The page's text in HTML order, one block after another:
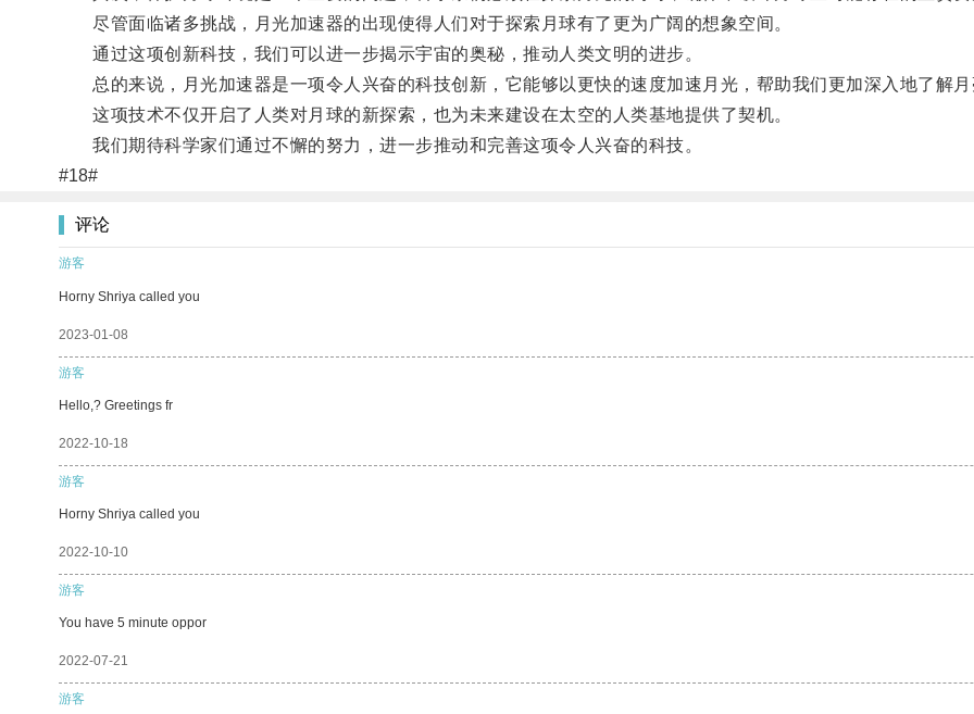
尽管面临诸多挑战，月光加速器的出现使得人们对于探索月球有了更为广阔的想象空间。
通过这项创新科技，我们可以进一步揭示宇宙的奥秘，推动人类文明的进步。
总的来说，月光加速器是一项令人兴奋的科技创新，它能够以更快的速度加速月光，帮助我们更加深入地了解月
这项技术不仅开启了人类对月球的新探索，也为未来建设在太空的人类基地提供了契机。
我们期待科学家们通过不懈的努力，进一步推动和完善这项令人兴奋的科技。
#18#
评论
游客
Horny Shriya called you
2023-01-08
游客
Hello,? Greetings fr
2022-10-18
游客
Horny Shriya called you
2022-10-10
游客
You have 5 minute oppor
2022-07-21
游客